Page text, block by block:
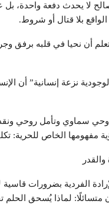
لا يحدث دفعة واحدة، بل عبر
الواقع بلا قتال أو شروط.
أن نحيا في قلبه برفق
نزعة إنسانية” أن
وحي سماوي وتأمل روحي
مفهومها الخاص للحرية:
الفردية بضرورات قاسية
متسائلًا: لماذا يُسحق الحلم